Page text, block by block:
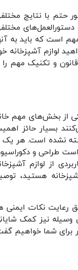
حتم با نتایج مختلفی
مختلفی
است که باید به آنها
لوازم آشپزخانه خود
و تکنیک مهم را با
از بخش‌های مهم خانه
بسیار حائز اهمیت
نشده است. هر یک از
طراحی و دکوراسیون
از لوازم آشپزخانه
هستید، توصیه
رعایت نکات ایمنی هر
نیز کمک شایانی
برای شما خواهیم گفت.